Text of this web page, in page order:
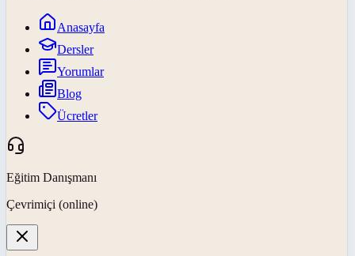
Anasayfa
Dersler
Yorumlar
Blog
Ücretler
Eğitim Danışmanı
Çevrimiçi (online)